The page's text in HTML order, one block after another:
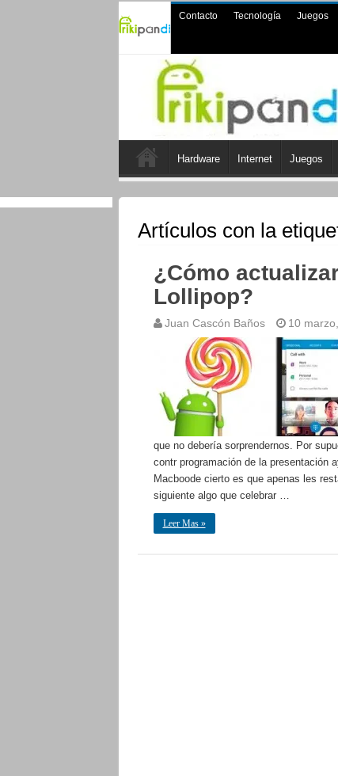
Contacto Tecnología Juegos
Hardware Internet Juegos
Artículos con la
¿Cómo
Lollipop?
Juan Cascón Baños 10
que no debería sorprendernos. Por
contr programación de la presentación
Macboode cierto es que apenas les
siguiente algo que celebrar …
Leer Mas »